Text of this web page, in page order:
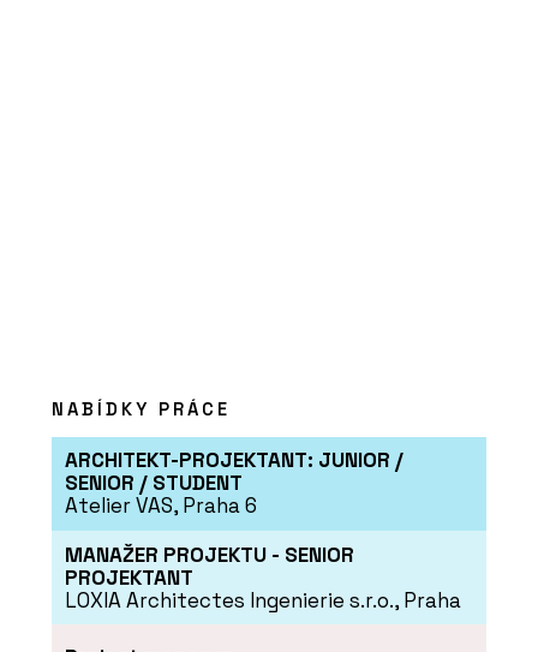
Podpora v průběhu
realizace - Xella
NABÍDKY PRÁCE
ARCHITEKT-PROJEKTANT: JUNIOR /
SENIOR / STUDENT
Atelier VAS, Praha 6
MANAŽER PROJEKTU - SENIOR
PROJEKTANT
LOXIA Architectes Ingenierie s.r.o., Praha